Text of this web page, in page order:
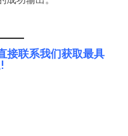
接联系我们获取最具